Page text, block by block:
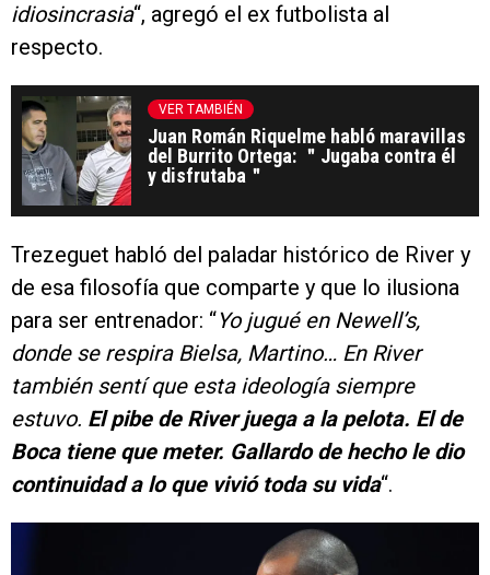
idiosincrasia“, agregó el ex futbolista al
respecto.
VER TAMBIÉN
Juan Román Riquelme habló maravillas
del Burrito Ortega: ＂Jugaba contra él
y disfrutaba＂
Trezeguet habló del paladar histórico de River y
de esa filosofía que comparte y que lo ilusiona
para ser entrenador: “Yo jugué en Newell’s,
donde se respira Bielsa, Martino… En River
también sentí que esta ideología siempre
estuvo. El pibe de River juega a la pelota. El de
Boca tiene que meter. Gallardo de hecho le dio
continuidad a lo que vivió toda su vida“.